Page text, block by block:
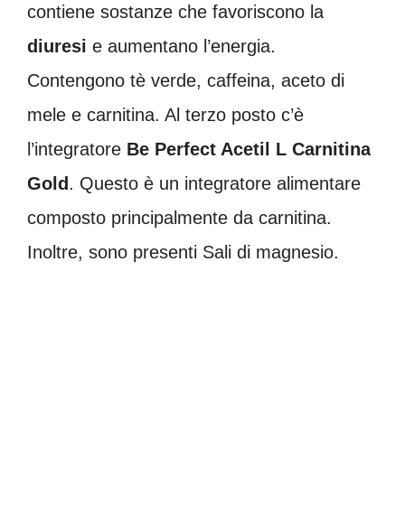
contiene sostanze che favoriscono la
diuresi e aumentano l’energia.
Contengono tè verde, caffeina, aceto di
mele e carnitina. Al terzo posto c’è
l’integratore Be Perfect Acetil L Carnitina
Gold. Questo è un integratore alimentare
composto principalmente da carnitina.
Inoltre, sono presenti Sali di magnesio.